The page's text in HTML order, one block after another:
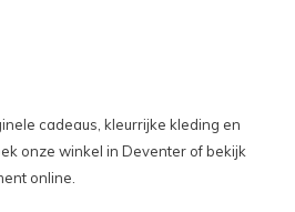
cadeaus, kleurrijke kleding en
onze winkel in Deventer of bekijk
online.